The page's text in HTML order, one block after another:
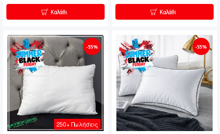
Καλάθι Καλάθι
250+ Πωλήσεις
-55% -55%